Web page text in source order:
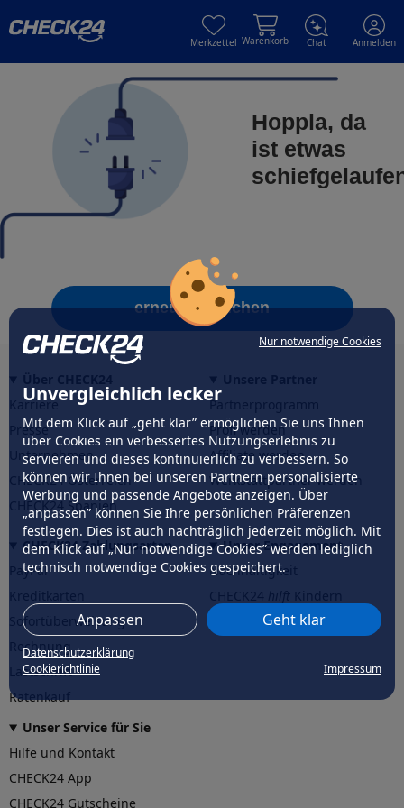
Nur notwendige Cookies
Unvergleichlich lecker
Mit dem Klick auf „geht klar” ermöglichen Sie uns Ihnen
über Cookies ein verbessertes Nutzungserlebnis zu
servieren und dieses kontinuierlich zu verbessern. So
können wir Ihnen bei unseren Partnern personalisierte
Werbung und passende Angebote anzeigen. Über
„anpassen” können Sie Ihre persönlichen Präferenzen
festlegen. Dies ist auch nachträglich jederzeit möglich. Mit
dem Klick auf „Nur notwendige Cookies” werden lediglich
technisch notwendige Cookies gespeichert.
Anpassen Geht klar
Datenschutzerklärung
Cookierichtlinie
Impressum
Merkzettel Warenkorb Chat Anmelden
Hoppla, da
ist etwas
erneut versuchen
Karriere
Presse
Unternehmen
CHECK24 Österreich
CHECK24 Spanien
Partnerprogramm
Profi werden
Affiliate werden
Werkstattpartner werden
CHECK24 Zahlungsarten
PayPal
Sofortüberweisung
Rechnung
Lastschrift
Ratenkauf
Unser Engagement
Nachhaltigkeit
CHECK24hilftder Natur
Unser Service für Sie
Hilfe und Kontakt
CHECK24 App
CHECK24 Gutscheine